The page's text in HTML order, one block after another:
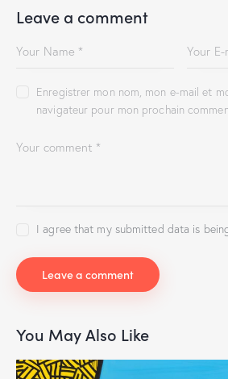
Leave a comment
Enregistrer mon nom, mon e-mail et
navigateur pour mon prochain
I agree that my submitted data is
You May Also Like